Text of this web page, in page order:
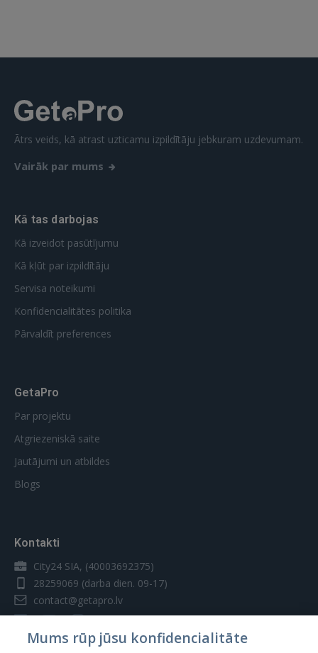
Ātrs veids, kā atrast uzticamu izpildītāju jebkuram uzdevumam.
Vairāk par mums
Kā tas darbojas
Kā izveidot pasūtījumu
Kā kļūt par izpildītāju
Servisa noteikumi
Konfidencialitātes politika
Pārvaldīt preferences
GetaPro
Par projektu
Atgriezeniskā saite
Jautājumi un atbildes
Blogs
Kontakti
City24 SIA, (40003692375)
28259069 (darba dien. 09-17)
contact@getapro.lv
Mums rūp jūsu konfidencialitāte